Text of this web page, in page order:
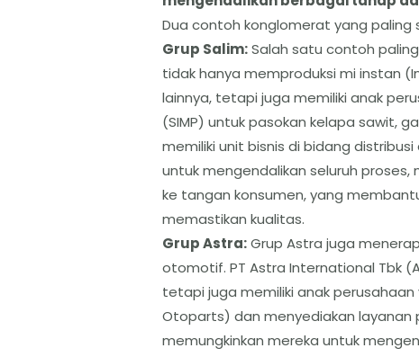
​Dua contoh konglomerat yang paling
​Grup Salim:Salah satu contoh paling
tidak hanya memproduksi mi instan
lainnya, tetapi juga memiliki anak
(SIMP) untuk pasokan kelapa sawit,
memiliki unit bisnis di bidang
untuk mengendalikan seluruh
ke tangan konsumen, yang
memastikan kualitas.
​Grup Astra:Grup Astra juga
otomotif. PT Astra International Tbk
tetapi juga memiliki anak
Otoparts) dan menyediakan layanan
memungkinkan mereka untuk